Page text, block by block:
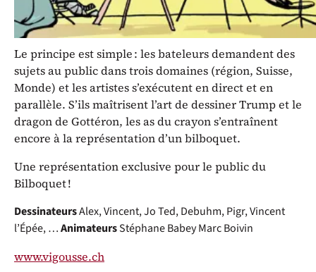
plus à Fribourg – et Stéphane Babey, le rédacteur en
chef du petit satirique romand, animeront les débats.
Le principe est simple : les bateleurs demandent des
sujets au public dans trois domaines (région, Suisse,
Monde) et les artistes s’exécutent en direct et en
parallèle. S’ils maîtrisent l’art de dessiner Trump et le
dragon de Gottéron, les as du crayon s’entraînent
encore à la représentation d’un bilboquet.
Une représentation exclusive pour le public du
Bilboquet !
DessinateursAlex, Vincent, Jo Ted, Debuhm, Pigr, Vincent
l’Épée, …AnimateursStéphane BabeyMarc Boivin
www.vigousse.ch